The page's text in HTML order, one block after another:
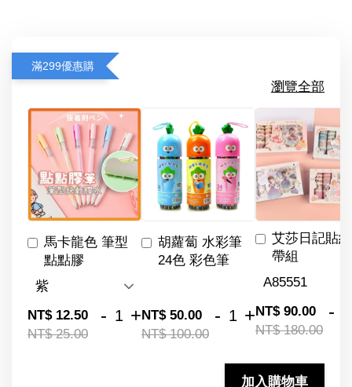
滿299優惠購
瀏覽全部
馬卡龍色 筆型
點點膠
NT$ 12.50
NT$ 25.00
- +
胡蘿蔔 水彩筆
24色 彩色筆
NT$ 50.00
NT$ 100.00
- +
艾莎日記貼
帶組
NT$ 90.00
NT$ 180.00
-
加入購物車